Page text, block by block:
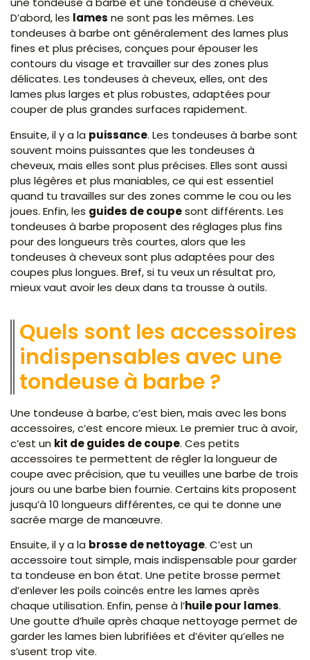
D’abord, les lames ne sont pas les mêmes. Les
tondeuses à barbe ont généralement des lames plus
fines et plus précises, conçues pour épouser les
contours du visage et travailler sur des zones plus
délicates. Les tondeuses à cheveux, elles, ont des
lames plus larges et plus robustes, adaptées pour
couper de plus grandes surfaces rapidement.
Ensuite, il y a la puissance. Les tondeuses à barbe sont
souvent moins puissantes que les tondeuses à
cheveux, mais elles sont plus précises. Elles sont aussi
plus légères et plus maniables, ce qui est essentiel
quand tu travailles sur des zones comme le cou ou les
joues. Enfin, les guides de coupesont différents. Les
tondeuses à barbe proposent des réglages plus fins
pour des longueurs très courtes, alors que les
tondeuses à cheveux sont plus adaptées pour des
coupes plus longues. Bref, si tu veux un résultat pro,
mieux vaut avoir les deux dans ta trousse à outils.
Quels sont les accessoires
indispensables avec une
tondeuse à barbe ?
Une tondeuse à barbe, c’est bien, mais avec les bons
accessoires, c’est encore mieux. Le premier truc à avoir,
c’est un kit de guides de coupe. Ces petits
accessoires te permettent de régler la longueur de
coupe avec précision, que tu veuilles une barbe de trois
jours ou une barbe bien fournie. Certains kits proposent
jusqu’à 10 longueurs différentes, ce qui te donne une
sacrée marge de manœuvre.
Ensuite, il y a la brosse de nettoyage. C’est un
accessoire tout simple, mais indispensable pour garder
ta tondeuse en bon état. Une petite brosse permet
d’enlever les poils coincés entre les lames après
chaque utilisation. Enfin, pense à l’huile pour lames.
Une goutte d’huile après chaque nettoyage permet de
garder les lames bien lubrifiées et d’éviter qu’elles ne
s’usent trop vite.